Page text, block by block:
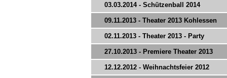
03.03.2014 - Schützenball 2014
09.11.2013 - Theater 2013 Kohlessen
02.11.2013 - Theater 2013 - Party
27.10.2013 - Premiere Theater 2013
12.12.2012 - Weihnachtsfeier 2012